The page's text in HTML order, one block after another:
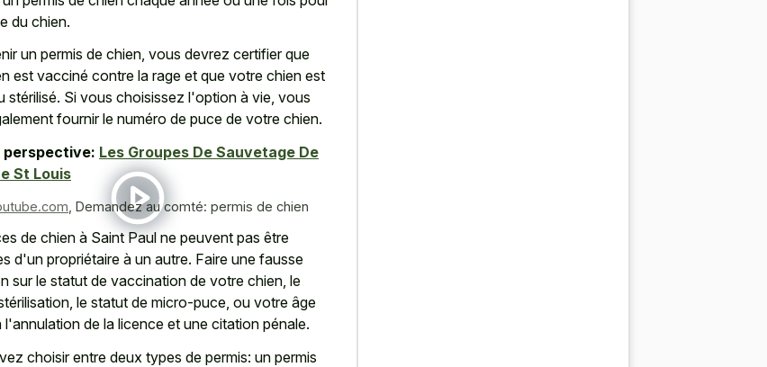
du chien.
un permis de chien, vous devrez certifier que
est vacciné contre la rage et que votre chien est
stérilisé. Si vous choisissez l'option à vie, vous
fournir le numéro de puce de votre chien.
perspective: Les Groupes De Sauvetage De
St Louis
Demandez au comté: permis de chien
de chien à Saint Paul ne peuvent pas être
d'un propriétaire à un autre. Faire une fausse
sur le statut de vaccination de votre chien, le
le statut de micro-puce, ou votre âge
l'annulation de la licence et une citation pénale.
choisir entre deux types de permis: unpermis